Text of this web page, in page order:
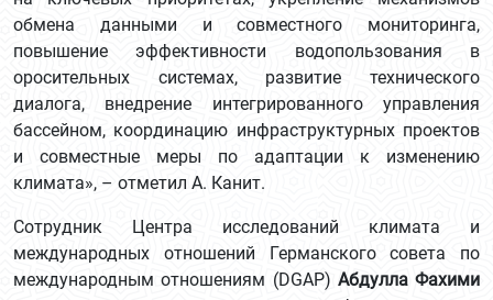
обмена данными и совместного мониторинга,
повышение эффективности водопользования в
оросительных системах, развитие технического
диалога, внедрение интегрированного управления
бассейном, координацию инфраструктурных проектов
и совместные меры по адаптации к изменению
климата», – отметил А. Канит.
Сотрудник Центра исследований климата и
международных отношений Германского совета по
международным отношениям (DGAP) Абдулла Фахими